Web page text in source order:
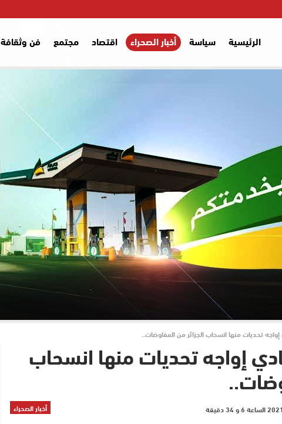
الرئيسية سياسة أخبار الصحراء اقتصاد مجتمع فن وثقافة
تحديات منها انسحاب الجزائر من المفاوضات..
إواجه تحديات منها انسحاب
أخبار الصحراء